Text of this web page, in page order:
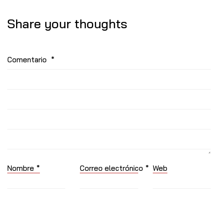
Share your thoughts
Comentario *
Nombre * Correo electrónico * Web